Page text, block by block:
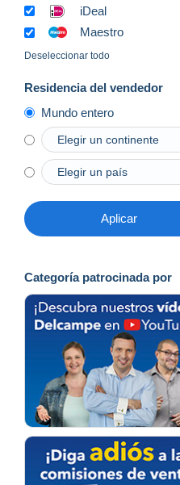
iDeal
Maestro
Deseleccionar todo
Residencia del vendedor
Mundo entero
Aplicar
Categoría patrocinada por